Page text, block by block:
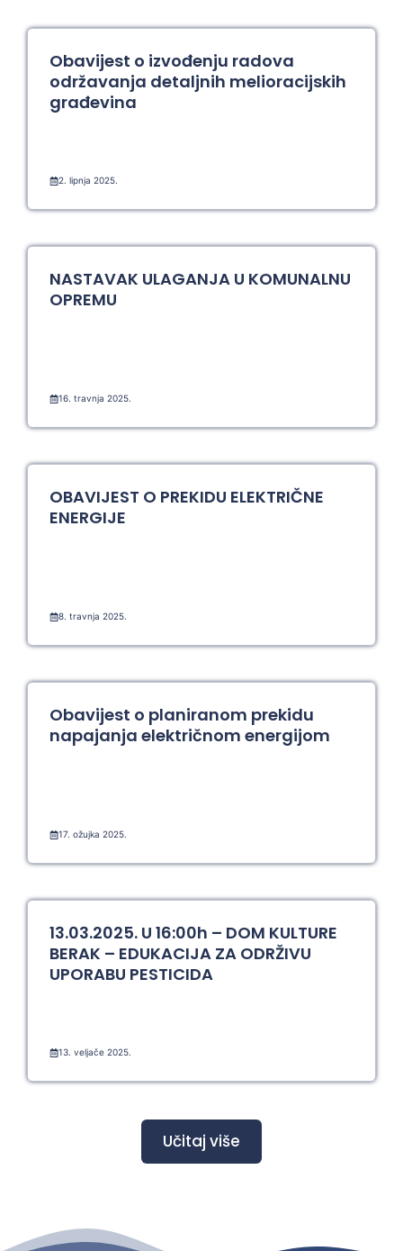
Obavijest o izvođenju radova
održavanja detaljnih melioracijskih
građevina
2. lipnja 2025.
NASTAVAK ULAGANJA U KOMUNALNU
OPREMU
16. travnja 2025.
OBAVIJEST O PREKIDU ELEKTRIČNE
ENERGIJE
8. travnja 2025.
Obavijest o planiranom prekidu
napajanja električnom energijom
17. ožujka 2025.
13.03.2025. U 16:00h – DOM KULTURE
BERAK – EDUKACIJA ZA ODRŽIVU
UPORABU PESTICIDA
13. veljače 2025.
Učitaj više